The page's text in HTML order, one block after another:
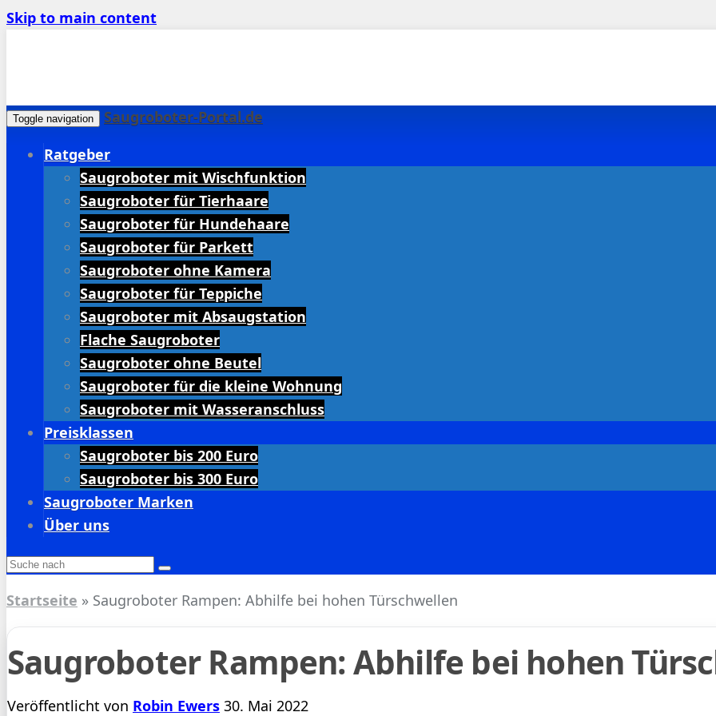
Skip to main content
Toggle navigation
Saugroboter-Portal.de
Ratgeber
Saugroboter mit Wischfunktion
Saugroboter für Tierhaare
Saugroboter für Hundehaare
Saugroboter für Parkett
Saugroboter ohne Kamera
Saugroboter für Teppiche
Saugroboter mit Absaugstation
Flache Saugroboter
Saugroboter ohne Beutel
Saugroboter für die kleine Wohnung
Saugroboter mit Wasseranschluss
Preisklassen
Saugroboter bis 200 Euro
Saugroboter bis 300 Euro
Saugroboter Marken
Über uns
Startseite » Saugroboter Rampen: Abhilfe bei hohen Türschwellen
Saugroboter Rampen: Abhilfe bei hohen
Veröffentlicht von Robin Ewers 30. Mai 2022